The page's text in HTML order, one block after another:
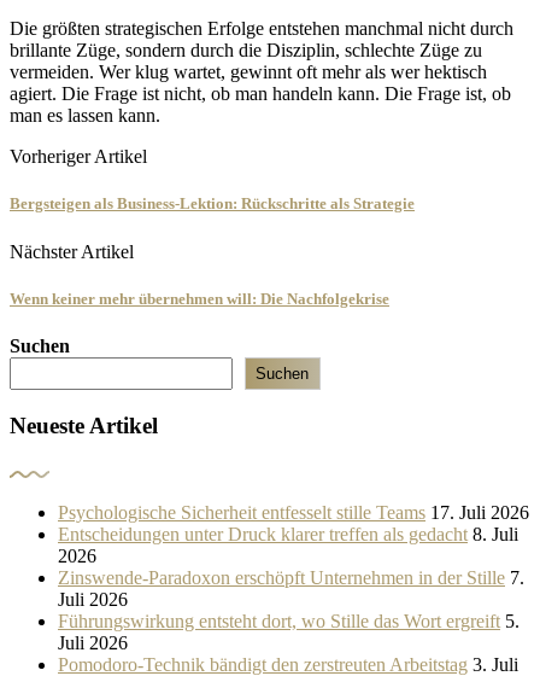
Die größten strategischen Erfolge entstehen manchmal nicht durch
brillante Züge, sondern durch die Disziplin, schlechte Züge zu
vermeiden. Wer klug wartet, gewinnt oft mehr als wer hektisch
agiert. Die Frage ist nicht, ob man handeln kann. Die Frage ist, ob
man es lassen kann.
Vorheriger Artikel
Bergsteigen als Business-Lektion: Rückschritte als Strategie
Nächster Artikel
Wenn keiner mehr übernehmen will: Die Nachfolgekrise
Suchen
Suchen
Neueste Artikel
Psychologische Sicherheit entfesselt stille Teams 17. Juli 2026
Entscheidungen unter Druck klarer treffen als gedacht 8. Juli
2026
Zinswende-Paradoxon erschöpft Unternehmen in der Stille 7.
Juli 2026
Führungswirkung entsteht dort, wo Stille das Wort ergreift 5.
Juli 2026
Pomodoro-Technik bändigt den zerstreuten Arbeitstag 3. Juli